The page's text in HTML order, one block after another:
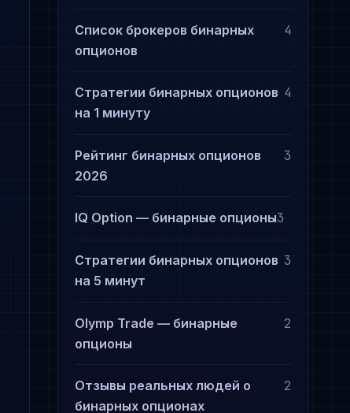
Список брокеров бинарных
опционов
4
Стратегии бинарных опционов
на 1 минуту
4
Рейтинг бинарных опционов
2026
3
IQ Option — бинарные опционы3
Стратегии бинарных опционов
на 5 минут
3
Olymp Trade — бинарные
опционы
2
Отзывы реальных людей о
бинарных опционах
2